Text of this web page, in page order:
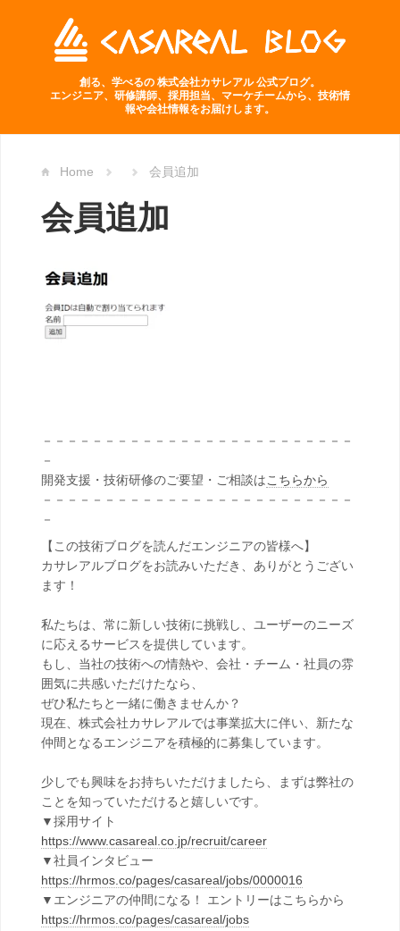
創る、学べるの 株式会社カサレアル 公式ブログ。
エンジニア、研修講師、採用担当、マーケチームから、技術情
報や会社情報をお届けします。
Home 会員追加
会員追加
－－－－－－－－－－－－－－－－－－－－－－－－－
－
開発支援・技術研修のご要望・ご相談はこちらから
－－－－－－－－－－－－－－－－－－－－－－－－－
－
【この技術ブログを読んだエンジニアの皆様へ】
カサレアルブログをお読みいただき、ありがとうござい
ます！
私たちは、常に新しい技術に挑戦し、ユーザーのニーズ
に応えるサービスを提供しています。
もし、当社の技術への情熱や、会社・チーム・社員の雰
囲気に共感いただけたなら、
ぜひ私たちと一緒に働きませんか？
現在、株式会社カサレアルでは事業拡大に伴い、新たな
仲間となるエンジニアを積極的に募集しています。
少しでも興味をお持ちいただけましたら、まずは弊社の
ことを知っていただけると嬉しいです。
▼採用サイト
https://www.casareal.co.jp/recruit/career
▼社員インタビュー
https://hrmos.co/pages/casareal/jobs/0000016
▼エンジニアの仲間になる！ エントリーはこちらから
https://hrmos.co/pages/casareal/jobs